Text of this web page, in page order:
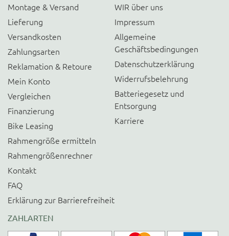
Montage & Versand
Lieferung
Versandkosten
Zahlungsarten
Reklamation & Retoure
Mein Konto
Vergleichen
Finanzierung
Bike Leasing
Rahmengröße ermitteln
Rahmengrößenrechner
Kontakt
FAQ
Erklärung zur Barrierefreiheit
WIR über uns
Impressum
Allgemeine
Geschäftsbedingungen
Datenschutzerklärung
Widerrufsbelehrung
Batteriegesetz und
Entsorgung
Karriere
ZAHLARTEN